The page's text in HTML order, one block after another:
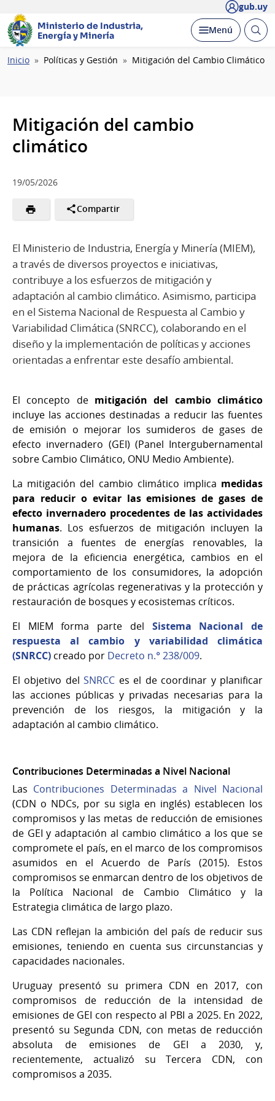
gub.uy
Ministerio de Industria,
Energía y Minería
Desplegar
Menú Abrir
Ruta
Inicio Políticas y Gestión Mitigación del Cambio Climático
Mitigación del cambio
climático
19/05/2026
Compartir
El Ministerio de Industria, Energía y Minería (MIEM),
a través de diversos proyectos e iniciativas,
contribuye a los esfuerzos de mitigación y
adaptación al cambio climático. Asimismo, participa
en el Sistema Nacional de Respuesta al Cambio y
Variabilidad Climática (SNRCC), colaborando en el
diseño y la implementación de políticas y acciones
orientadas a enfrentar este desafío ambiental.
El concepto de mitigación del cambio climático
incluye las acciones destinadas a reducir las fuentes
de emisión o mejorar los sumideros de gases de
efecto invernadero (GEI) (Panel Intergubernamental
sobre Cambio Climático, ONU Medio Ambiente).
La mitigación del cambio climático implica medidas
para reducir o evitar las emisiones de gases de
efecto invernadero procedentes de las actividades
humanas. Los esfuerzos de mitigación incluyen la
transición a fuentes de energías renovables, la
mejora de la eficiencia energética, cambios en el
comportamiento de los consumidores, la adopción
de prácticas agrícolas regenerativas y la protección y
restauración de bosques y ecosistemas críticos.
El MIEM forma parte del Sistema Nacional de
respuesta al cambio y variabilidad climática
(SNRCC) creado por Decreto n.° 238/009.
El objetivo delSNRCC es el de coordinar y planificar
las acciones públicas y privadas necesarias para la
prevención de los riesgos, la mitigación y la
adaptación al cambio climático.
Contribuciones Determinadas a Nivel Nacional
Las Contribuciones Determinadas a Nivel Nacional
(CDN o NDCs, por su sigla en inglés) establecen los
compromisos y las metas de reducción de emisiones
de GEI y adaptación al cambio climático a los que se
compromete el país, en el marco de los compromisos
asumidos en el Acuerdo de París (2015). Estos
compromisos se enmarcan dentro de los objetivos de
la Política Nacional de Cambio Climático y la
Estrategia climática de largo plazo.
Las CDN reflejan la ambición del país de reducir sus
emisiones, teniendo en cuenta sus circunstancias y
capacidades nacionales.
Uruguay presentó su primera CDN en 2017, con
compromisos de reducción de la intensidad de
emisiones de GEI con respecto al PBI a 2025. En 2022,
presentó su Segunda CDN, con metas de reducción
absoluta de emisiones de GEI a 2030, y,
recientemente, actualizó su Tercera CDN, con
compromisos a 2035.